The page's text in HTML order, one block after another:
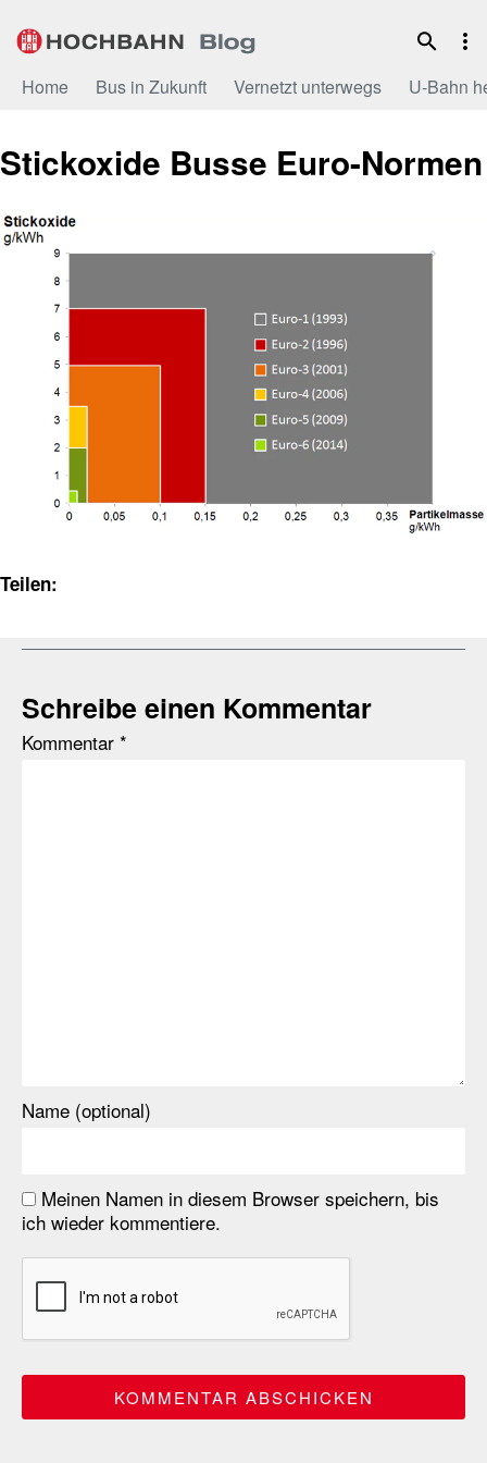
Inhalt
Home Bus in Zukunft Vernetzt unterwegs U-Bahn
Stickoxide Busse Euro-Normen
Teilen:
Schreibe einen Kommentar
Kommentar *
Name (optional)
Meinen Namen in diesem Browser speichern, bis
ich wieder kommentiere.